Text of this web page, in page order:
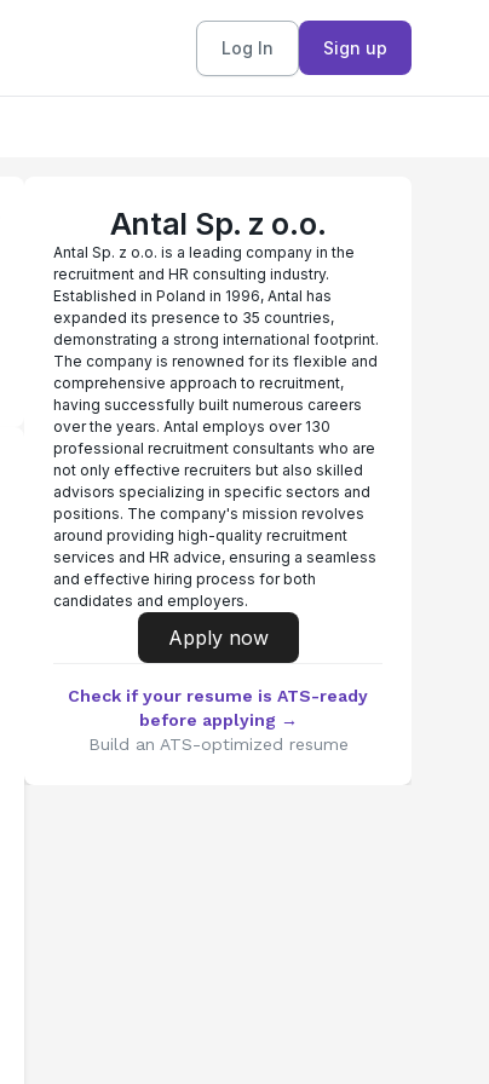
Log In Sign up
Antal Sp. z o.o.
Antal Sp. z o.o. is a leading company in the
recruitment and HR consulting industry.
Established in Poland in 1996, Antal has
expanded its presence to 35 countries,
demonstrating a strong international footprint.
The company is renowned for its flexible and
comprehensive approach to recruitment,
having successfully built numerous careers
over the years. Antal employs over 130
professional recruitment consultants who are
not only effective recruiters but also skilled
advisors specializing in specific sectors and
positions. The company's mission revolves
around providing high-quality recruitment
services and HR advice, ensuring a seamless
and effective hiring process for both
candidates and employers.
Apply now
Check if your resume is ATS-ready
before applying →
Build an ATS-optimized resume